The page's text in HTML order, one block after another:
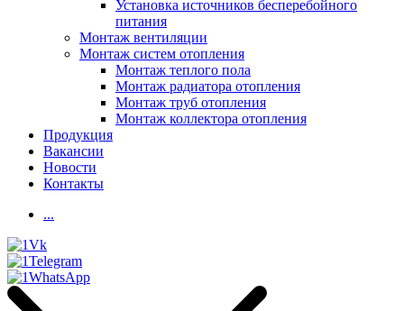
Установка источников бесперебойного
питания
Монтаж вентиляции
Монтаж систем отопления
Монтаж теплого пола
Монтаж радиатора отопления
Монтаж труб отопления
Монтаж коллектора отопления
Продукция
Вакансии
Новости
Контакты
...